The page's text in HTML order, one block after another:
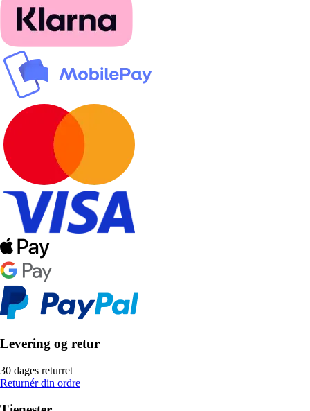
Levering og retur
30 dages returret
Returnér din ordre